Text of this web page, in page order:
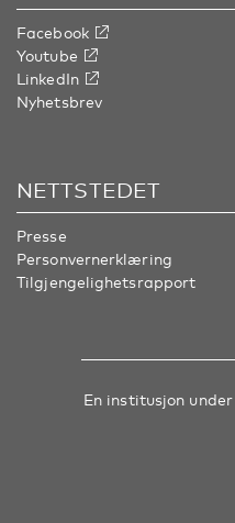
Facebook
Youtube
LinkedIn
Nyhetsbrev
NETTSTEDET
Presse
Personvernerklæring
Tilgjengelighetsrapport
En institusjon under